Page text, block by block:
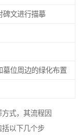
碑文进行描摹
墓位周边的绿化布置
式，其流程因
以下几个步